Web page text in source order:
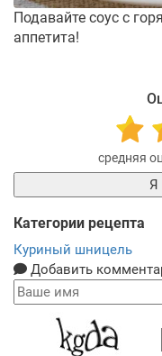
Подавайте соус с
аппетита!
Категории рецепта
Куриный шницель
Добавить